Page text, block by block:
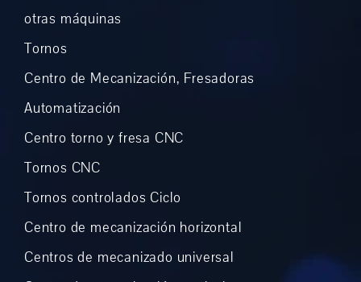
otras máquinas
Tornos
Centro de Mecanización, Fresadoras
Automatización
Centro torno y fresa CNC
Tornos CNC
Tornos controlados Ciclo
Centro de mecanización horizontal
Centros de mecanizado universal